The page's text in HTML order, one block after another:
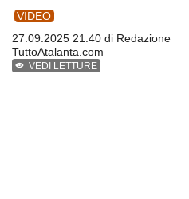
VIDEO
27.09.2025 21:40 di Redazione
TuttoAtalanta.com
VEDI LETTURE